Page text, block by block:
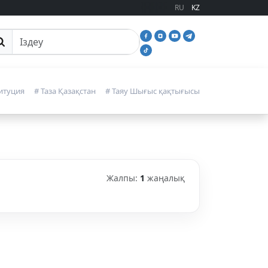
RU KZ
іздеу
# Таза Қазақстан # Таяу Шығыс қақтығысы
Жалпы: 1 жаңалық